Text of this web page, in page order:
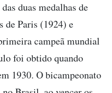
duas medalhas de
de Paris (1924) e
campeã mundial
foi obtido quando
1930. O bicampeonato